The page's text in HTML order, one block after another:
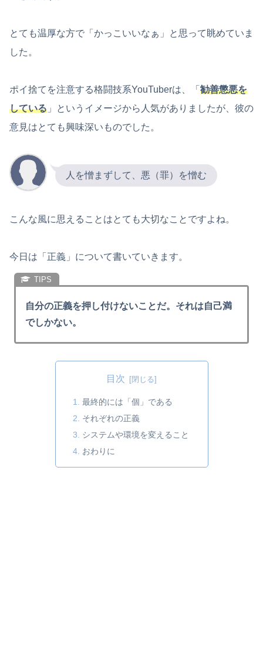
とても温厚な方で「かっこいいなぁ」と思って眺めていま
した。
ポイ捨てを注意する格闘技系YouTuberは、「 勧善懲悪を
している 」というイメージから人気がありましたが、彼の
意見はとても興味深いものでした。
人を憎まずして、悪（罪）を憎む
こんな風に思えることはとても大切なことですよね。
今日は「正義」について書いていきます。
自分の正義を押し付けないことだ。それは自己満
でしかない。
目次
最終的には「個」である
それぞれの正義
システムや環境を変えること
おわりに